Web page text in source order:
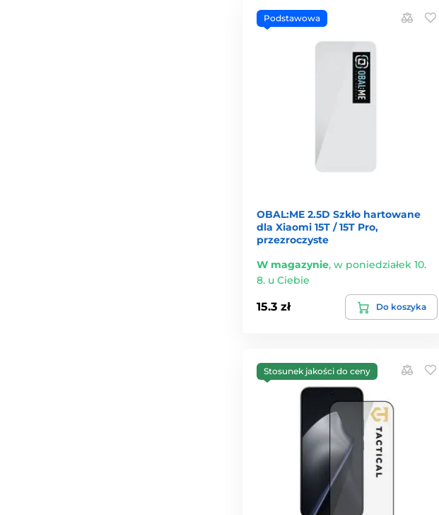
Podstawowa
OBAL:ME 2.5D Szkło hartowane
dla Xiaomi 15T / 15T Pro,
przezroczyste
W magazynie, w poniedziałek 10.
8. u Ciebie
15.3 zł Do koszyka
Stosunek jakości do ceny